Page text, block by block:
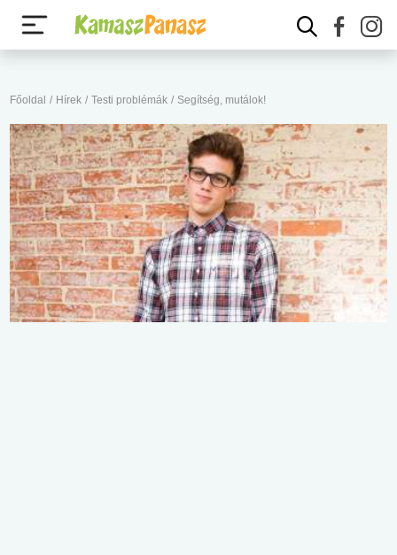
Főoldal / Hírek / Testi problémák / Segítség, mutálok!